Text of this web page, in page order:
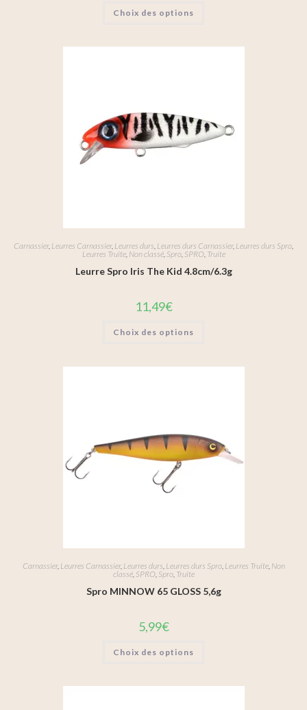
Choix des options
Carnassier, Leurres Carnassier, Leurres durs, Leurres durs Carnassier, Leurres durs Spro,
Leurres Truite, Non classé, Spro, SPRO, Truite
Leurre Spro Iris The Kid 4.8cm/6.3g
11,49€
Choix des options
Carnassier, Leurres Carnassier, Leurres durs Leurres durs Spro, Leurres Truite, Non
classé, SPRO, Spro, Truite
Spro MINNOW 65 GLOSS 5,6g
5,99€
Choix des options